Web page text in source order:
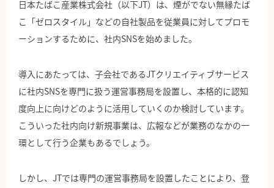
日本たばこ産業株式会社（以下JT）は、煙がでない無縁たば
こ「ゼロスタイル」などの自社製品を従業員に対してプロモ
ーションするために、社内SNSを始めました。
導入にあたっては、子会社であるJTクリエイティブサービス
に社内SNSを専門に扱う運営事務局を設置し、本格的に認知
度向上に向けどのように活用していくのか検討しています。
こういった社内向け新規事業は、広報などが業務のなかの一
環として行う企業もあるでしょう。
しかし、JTでは専門の運営事務局を設置したことにより、登